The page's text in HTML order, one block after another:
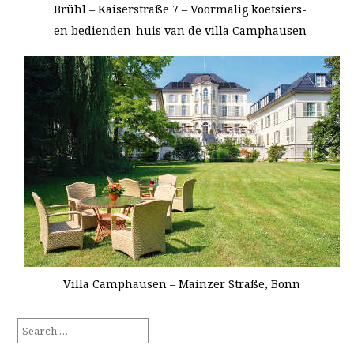
Brühl – Kaiserstraße 7 – Voormalig koetsiers-
en bedienden-huis van de villa Camphausen
Villa Camphausen – Mainzer Straße, Bonn
for: